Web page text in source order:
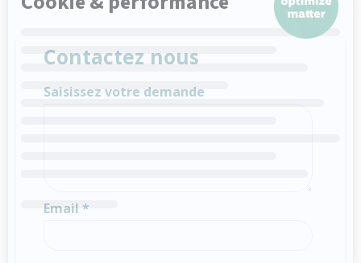
Contactez nous
Saisissez votre demande
Email *